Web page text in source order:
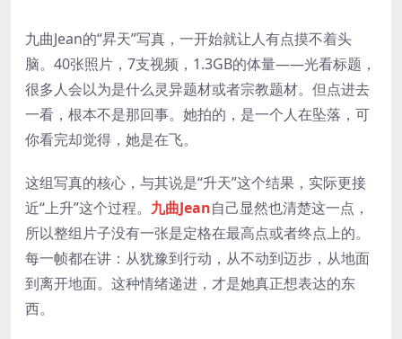
九曲Jean的“昇天”写真，一开始就让人有点摸不着头
脑。40张照片，7支视频，1.3GB的体量——光看标题，
很多人会以为是什么灵异题材或者宗教题材。但点进去
一看，根本不是那回事。她拍的，是一个人在坠落，可
你看完却觉得，她是在飞。
这组写真的核心，与其说是“升天”这个结果，实际更接
近“上升”这个过程。 九曲Jean自己显然也清楚这一点，
所以整组片子没有一张是定格在最高点或者终点上的。
每一帧都在讲：从犹豫到行动，从不动到迈步，从地面
到离开地面。这种情绪递进，才是她真正想表达的东
西。